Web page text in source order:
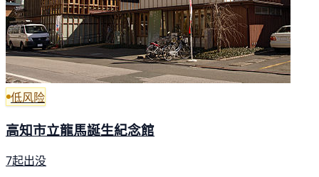
低风险
高知市立龍馬誕生紀念館
7起出没